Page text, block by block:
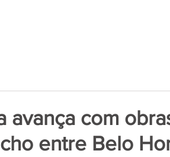
avança com
entre Belo